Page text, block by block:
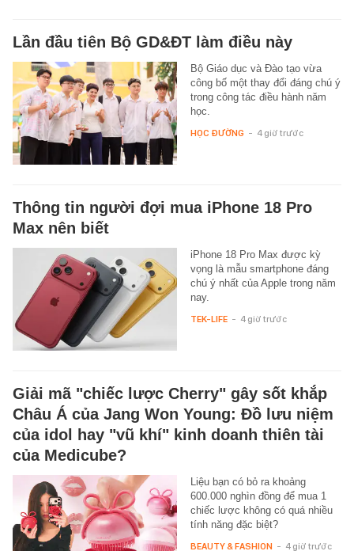
Lần đầu tiên Bộ GD&ĐT làm điều này
Bộ Giáo dục và Đào tạo vừa
công bố một thay đổi đáng chú ý
trong công tác điều hành năm
học.
HỌC ĐƯỜNG - 4 giờ trước
Thông tin người đợi mua iPhone 18 Pro
Max nên biết
iPhone 18 Pro Max được kỳ
vọng là mẫu smartphone đáng
chú ý nhất của Apple trong năm
nay.
TEK-LIFE - 4 giờ trước
Giải mã "chiếc lược Cherry" gây sốt khắp
Châu Á của Jang Won Young: Đồ lưu niệm
của idol hay "vũ khí" kinh doanh thiên tài
của Medicube?
Liệu bạn có bỏ ra khoảng
600.000 nghìn đồng để mua 1
chiếc lược không có quá nhiều
tính năng đặc biệt?
BEAUTY & FASHION - 4 giờ trước